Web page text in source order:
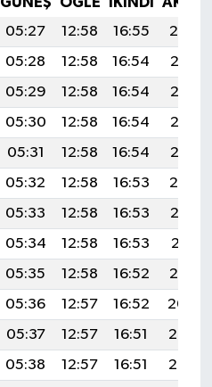
05:27 12:58 16:55
20:19
05:28 12:58 16:54
20:18
05:29 12:58 16:54
20:17
05:30 12:58 16:54
20:16
05:31 12:58 16:54
20:15
05:32 12:58 16:53
20:14
05:33 12:58 16:53
20:13
05:34 12:58 16:53
20:11
05:35 12:58 16:52
20:10
05:36 12:57 16:52
20:09
05:37 12:57 16:51
20:08
05:38 12:57 16:51
20:07